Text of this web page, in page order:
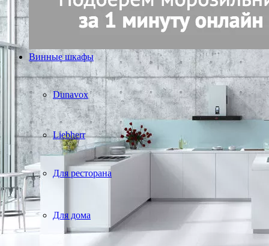
Винные шкафы
Dunavox
Liebherr
Для ресторана
Для дома